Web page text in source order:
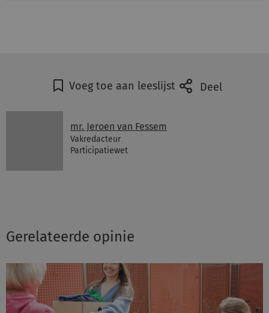
Voeg toe aan leeslijst Deel
mr. Jeroen van Fessem
Vakredacteur
Participatiewet
Gerelateerde opinie